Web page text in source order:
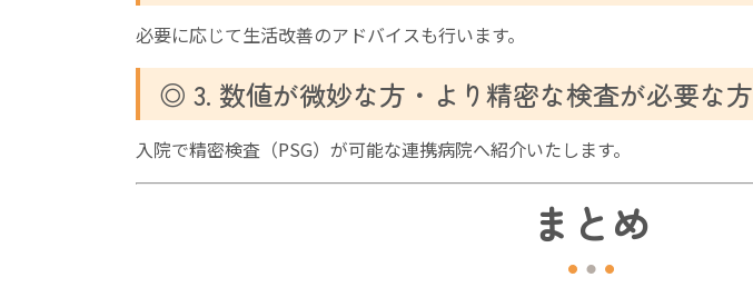
必要に応じて生活改善のアドバイスも行います。
◎ 3. 数値が微妙な方・より精密な検査が必要な方
入院で精密検査（PSG）が可能な連携病院へ紹介いたします。
まとめ